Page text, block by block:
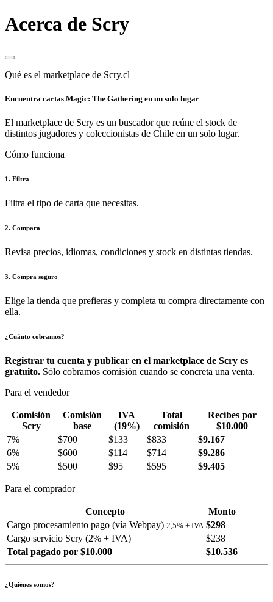
Acerca de Scry
Qué es el marketplace de Scry.cl
Encuentra cartas Magic: The Gathering en un solo lugar
El marketplace de Scry es un buscador que reúne el stock de
distintos jugadores y coleccionistas de Chile en un solo lugar.
Cómo funciona
1. Filtra
Filtra el tipo de carta que necesitas.
2. Compara
Revisa precios, idiomas, condiciones y stock en distintas tiendas.
3. Compra seguro
Elige la tienda que prefieras y completa tu compra directamente con
ella.
¿Cuánto cobramos?
Registrar tu cuenta y publicar en el marketplace de Scry es
gratuito. Sólo cobramos comisión cuando se concreta una venta.
Para el vendedor
Comisión
Scry
Comisión
base
IVA
(19%)
Total
comisión
Recibes por
$10.000
7%
$700 $133 $833
$9.167
6%
$600 $114 $714
$9.286
5%
$500 $95 $595 $9.405
Para el comprador
Concepto
Monto
Cargo procesamiento pago (vía Webpay) 2,5% + IVA $298
Cargo servicio Scry (2% + IVA)
$238
Total pagado por $10.000
$10.536
¿Quiénes somos?